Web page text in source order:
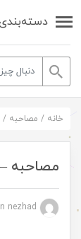
خانه / مصاحبه /
مصاحبه